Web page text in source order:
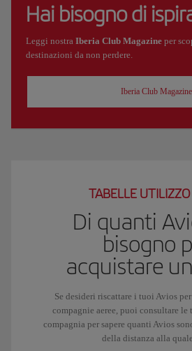
Hai bisogno di
Leggi nostra Iberia Club Magazine per
destinazioni da non perdere.
Iberia Club Magazine
TABELLE UTILIZZO
Di quanti
bisogno
acquistare
Se desideri riscattare i tuoi Avios
compagnie aeree, puoi consultare le
compagnia per sapere quanti Avios
della distanza alla